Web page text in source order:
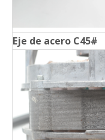
Eje de acero C45#